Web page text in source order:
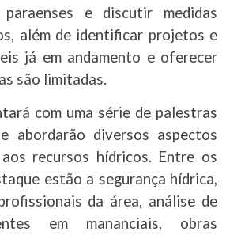
paraenses e discutir medidas
além de identificar projetos e
já em andamento e oferecer
são limitadas.
com uma série de palestras
abordarão diversos aspectos
recursos hídricos. Entre os
estão a segurança hídrica,
da área, análise de
em mananciais, obras